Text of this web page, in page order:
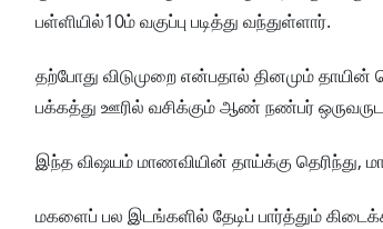
பள்ளியில்10ம் வகுப்பு படித்து வந்துள்ளார்.
தற்போது விடுமுறை என்பதால் தினமும்
பக்கத்து ஊரில் வசிக்கும் ஆண் நண்பர்
இந்த விஷயம் மாணவியின் தாய்க்கு தெரிந்து,
மகளைப் பல இடங்களில் தேடிப் பார்த்தும்